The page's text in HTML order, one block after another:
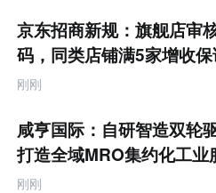
商
产
业
互
联
网
京东招商新规：旗舰店审
码，同类店铺满5家增收
刚刚
咸亨国际：自研智造双轮
打造全域MRO集约化工业
商
刚刚